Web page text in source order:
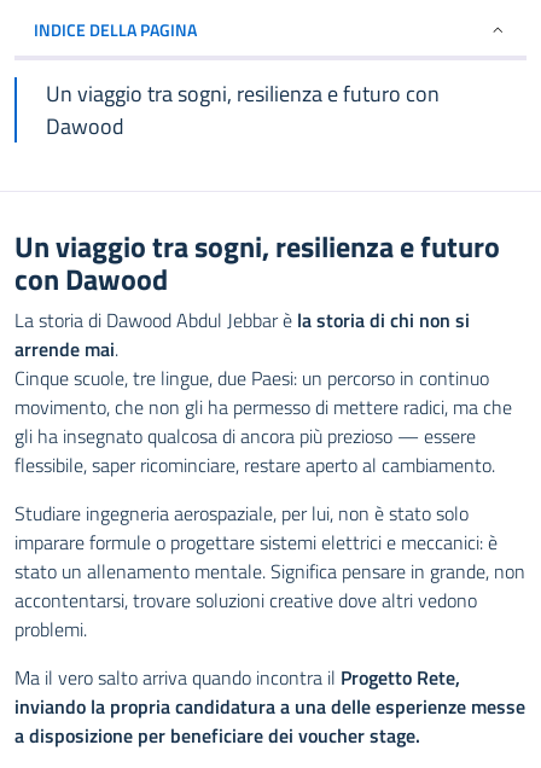
INDICE DELLA PAGINA
Un viaggio tra sogni, resilienza e futuro con
Dawood
Un viaggio tra sogni, resilienza e futuro
con Dawood
La storia di Dawood Abdul Jebbar è la storia di chi non si
arrende mai.
Cinque scuole, tre lingue, due Paesi: un percorso in continuo
movimento, che non gli ha permesso di mettere radici, ma che
gli ha insegnato qualcosa di ancora più prezioso — essere
flessibile, saper ricominciare, restare aperto al cambiamento.
Studiare ingegneria aerospaziale, per lui, non è stato solo
imparare formule o progettare sistemi elettrici e meccanici: è
stato un allenamento mentale. Significa pensare in grande, non
accontentarsi, trovare soluzioni creative dove altri vedono
problemi.
Ma il vero salto arriva quando incontra il Progetto Rete,
inviando la propria candidatura a una delle esperienze messe
a disposizione per beneficiare dei voucher stage.